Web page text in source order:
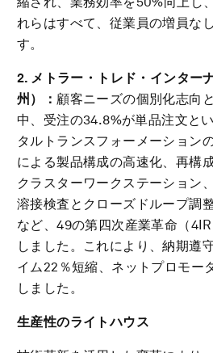
れらはすべて、従業員の増員な
す。
2. メトラー・トレド・インター
州）： 顧客ニーズの個別化志向
中、受注の34.8%が単品注文と
タルトランスフォーメーション
による製品構成の高速化、再構
クラスターワークステーション
溶接検査とクローズドループ調
など、49の第四次産業革命（
しました。これにより、納期遵
イム22％短縮、ネットプロモー
しました。
生産性のライトハウス